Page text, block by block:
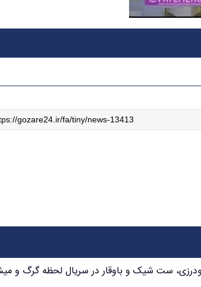
گودرزی، ست شیک و باوقار در سریال لحظه گرگ و